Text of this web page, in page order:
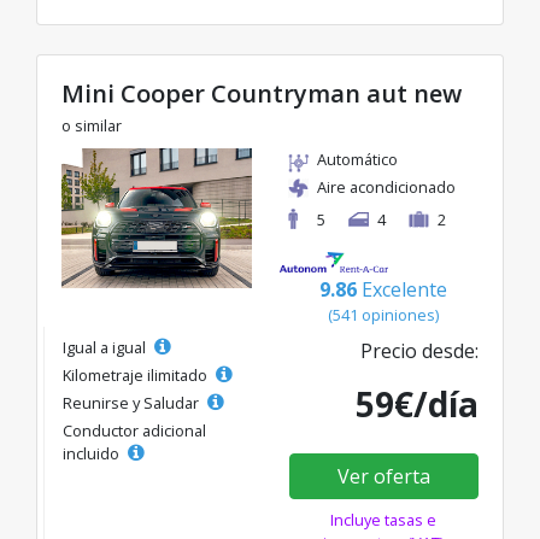
Mini Cooper Countryman aut new
o similar
Automático
Aire acondicionado
5
4 2
9.86 Excelente
(541 opiniones)
Igual a igual
Kilometraje ilimitado
Reunirse y Saludar
Conductor adicional
incluido
Precio desde:
59€/día
Ver oferta
Incluye tasas e